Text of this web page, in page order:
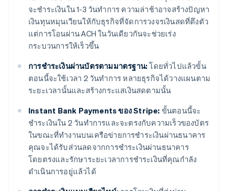
จะชำระเงินใน 1-3 วันทำการ ความล่าช้าอาจสร้างปัญหา
เงินทุนหมุนเวียนให้กับธุรกิจที่จัดการวงจรเงินสดที่ตึงตัว
แต่การโอนผ่าน ACH ในวันเดียวกันจะช่วยเร่ง
กระบวนการให้เร็วขึ้น
การชำระเงินผ่านบัตรตามมาตรฐาน:โดยทั่วไปแล้วขั้น
ตอนนี้จะใช้เวลา 2 วันทำการ หลายธุรกิจได้วางแผนตาม
ระยะเวลานั้นและสร้างกระแสเงินสดตามนั้น
Instant Bank Payments ของ Stripe: ขั้นตอนนี้จะ
ชำระเงินใน 2 วันทำการและจะตรงกับความเร็วของบัตร
ในขณะที่ทำงานบนเครือข่ายการชำระเงินผ่านธนาคาร
คุณจะได้รับส่วนลดจากการชำระเงินผ่านธนาคาร
โดยตรงและรักษาระยะเวลาการชำระเงินที่คุณกำลัง
ดำเนินการอยู่แล้วได้